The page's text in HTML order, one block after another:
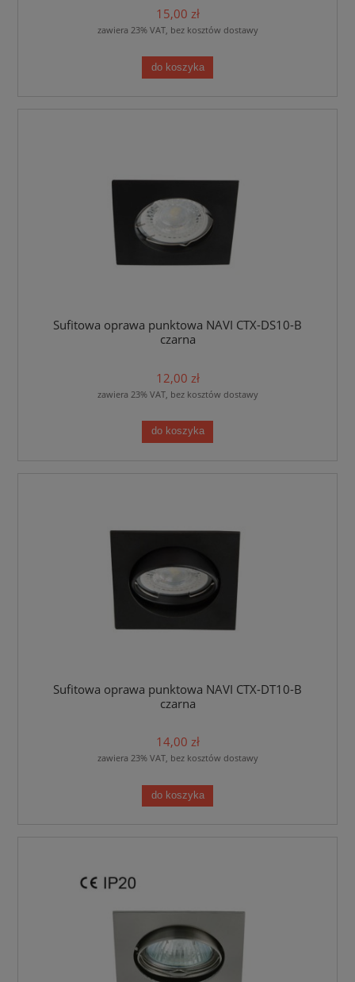
15,00 zł
zawiera 23% VAT, bez kosztów dostawy
do koszyka
Sufitowa oprawa punktowa NAVI CTX-DS10-B
czarna
12,00 zł
zawiera 23% VAT, bez kosztów dostawy
do koszyka
Sufitowa oprawa punktowa NAVI CTX-DT10-B
czarna
14,00 zł
zawiera 23% VAT, bez kosztów dostawy
do koszyka